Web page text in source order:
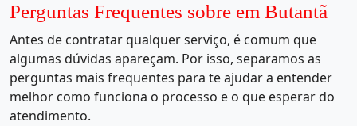
Perguntas Frequentes sobre em Butantã
Antes de contratar qualquer serviço, é comum que
algumas dúvidas apareçam. Por isso, separamos as
perguntas mais frequentes para te ajudar a entender
melhor como funciona o processo e o que esperar do
atendimento.